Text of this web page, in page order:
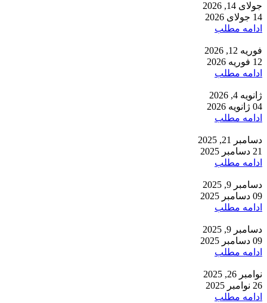
جولای 14, 2026
14 جولای 2026
ادامه مطلب
فوریه 12, 2026
12 فوریه 2026
ادامه مطلب
ژانویه 4, 2026
04 ژانویه 2026
ادامه مطلب
دسامبر 21, 2025
21 دسامبر 2025
ادامه مطلب
دسامبر 9, 2025
09 دسامبر 2025
ادامه مطلب
دسامبر 9, 2025
09 دسامبر 2025
ادامه مطلب
نوامبر 26, 2025
26 نوامبر 2025
ادامه مطلب